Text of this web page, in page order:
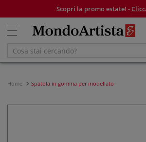
Scopri la promo estate! -
Home Spatola in gomma per modellato